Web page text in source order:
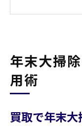
年末にお
年末こそ
年末大掃
用術
買取で年末